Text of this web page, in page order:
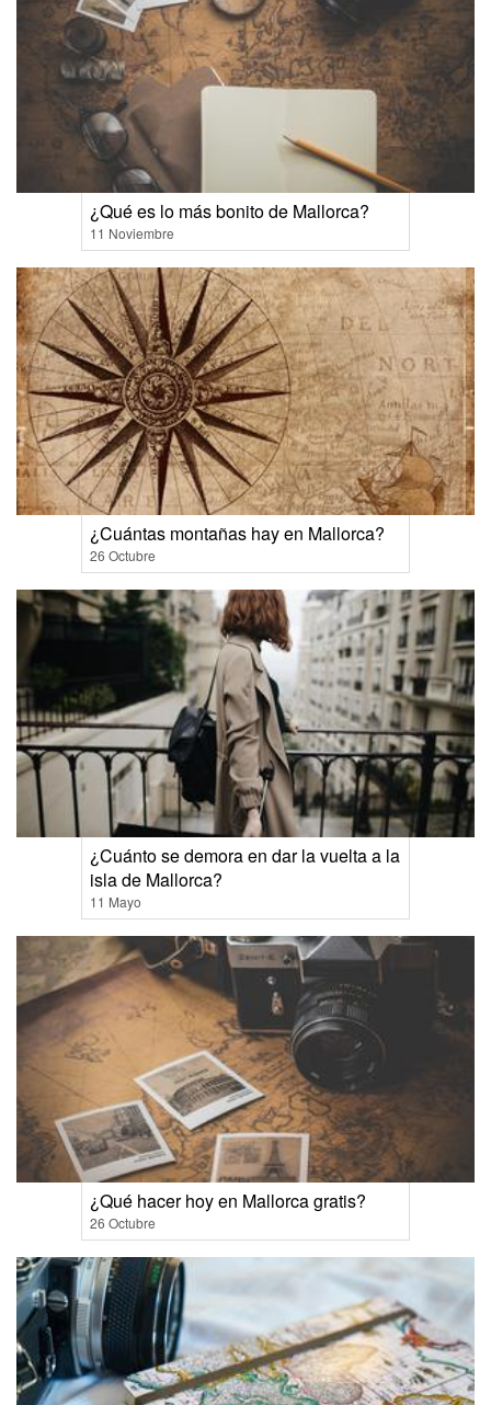
¿Qué es lo más bonito de Mallorca?
11 Noviembre
¿Cuántas montañas hay en Mallorca?
26 Octubre
¿Cuánto se demora en dar la vuelta a la
isla de Mallorca?
11 Mayo
¿Qué hacer hoy en Mallorca gratis?
26 Octubre